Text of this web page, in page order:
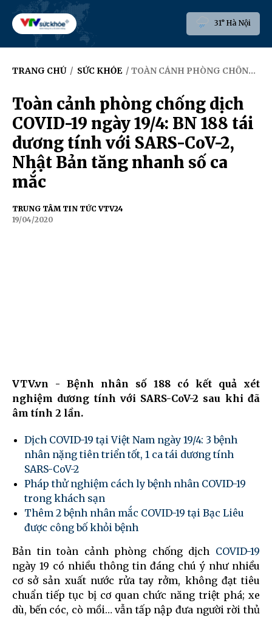
31° Hà Nội
TRANG CHỦ / SỨC KHỎE / TOÀN CẢNH PHÒNG CHỐNG DỊCH COVID-19 NGÀY 19/4: BN 188 TÁI DƯƠNG TÍNH VỚI SARS-COV-2, NHẬT BẢN TĂNG NHANH SỐ CA MẮC
Toàn cảnh phòng chống dịch
COVID-19 ngày 19/4: BN 188 tái
dương tính với SARS-CoV-2,
Nhật Bản tăng nhanh số ca
mắc
TRUNG TÂM TIN TỨC VTV24
19/04/2020
VTV.vn - Bệnh nhân số 188 có kết quả xét
nghiệm dương tính với SARS-CoV-2 sau khi đã
âm tính 2 lần.
Dịch COVID-19 tại Việt Nam ngày 19/4: 3 bệnh
nhân nặng tiên triển tốt, 1 ca tái dương tính
SARS-CoV-2
Pháp thử nghiệm cách ly bệnh nhân COVID-19
trong khách sạn
Thêm 2 bệnh nhân mắc COVID-19 tại Bạc Liêu
được công bố khỏi bệnh
Bản tin toàn cảnh phòng chống dịch COVID-19
ngày 19 có nhiều thông tin đáng chú ý như nhiều
cơ sở sản xuất nước rửa tay rởm, không đạt tiêu
chuẩn tiếp tục bị cơ quan chức năng triệt phá; xe
dù, bến cóc, cò mồi… vẫn tấp nập đưa người rời thủ